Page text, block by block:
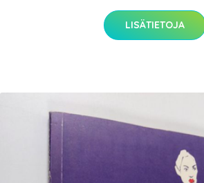
LISÄTIETOJA